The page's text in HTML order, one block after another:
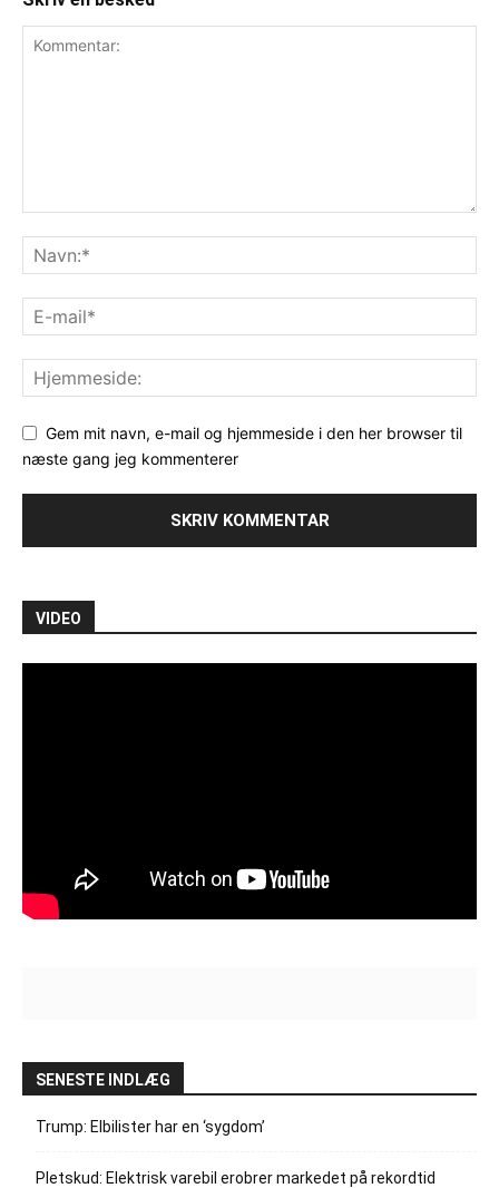
Gem mit navn, e-mail og hjemmeside i den her browser til
næste gang jeg kommenterer
VIDEO
SENESTE INDLÆG
Trump: Elbilister har en ‘sygdom’
Pletskud: Elektrisk varebil erobrer markedet på rekordtid